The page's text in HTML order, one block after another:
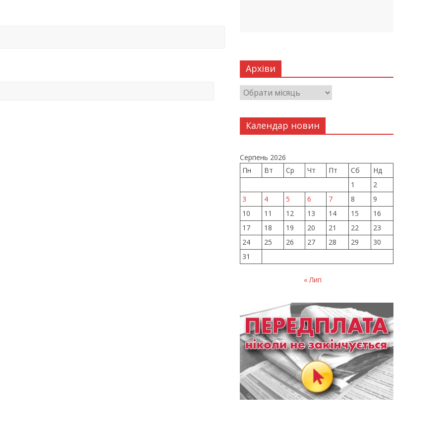
Архіви
Календар новин
Серпень 2026
Пн
Вт Ср Чт Пт Сб
Нд
1
2
3
4 5 6 7 8
9
10
11 12 13 14 15
16
17
18 19 20 21 22
23
24
25 26 27 28 29
30
31
« Лип